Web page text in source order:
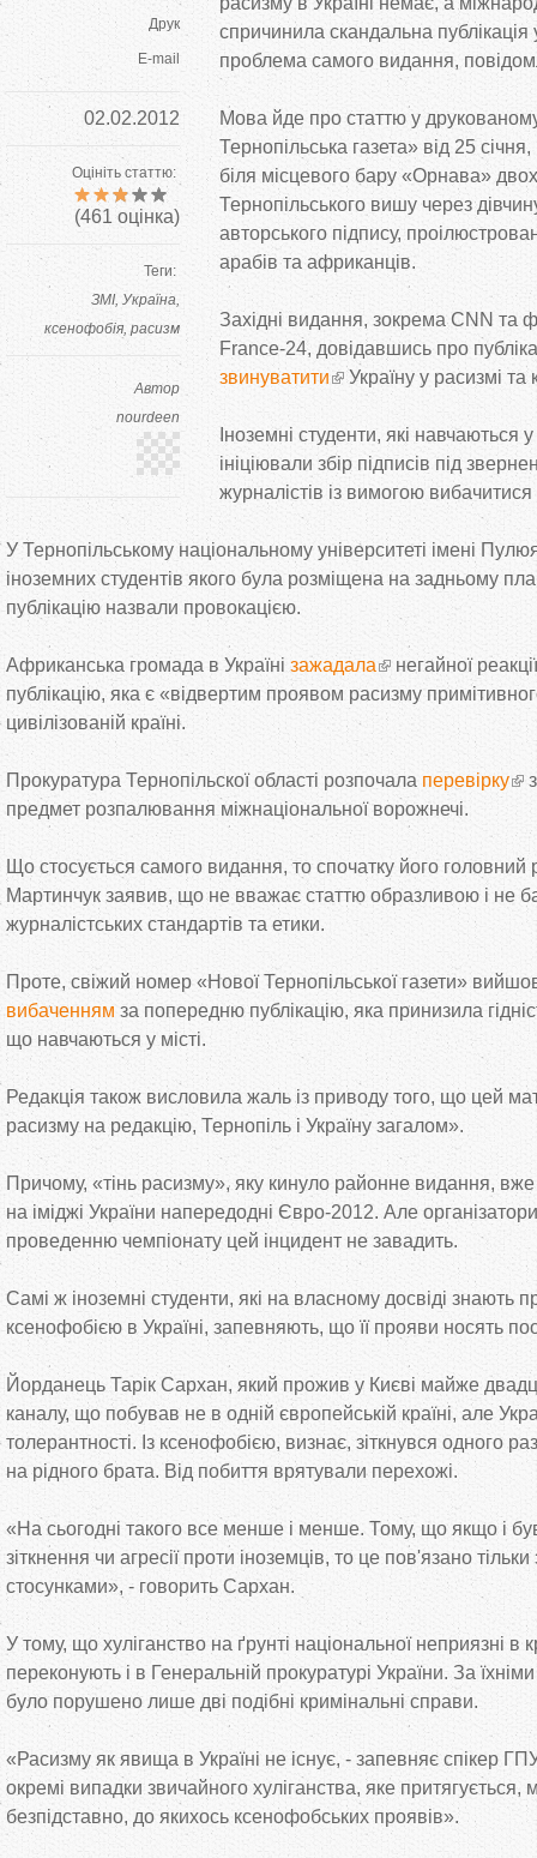
Друк
E-mail
02.02.2012
Оцініть статтю:
(461 оцінка)
Теги:
ЗМІ Україна
ксенофобія расизм
Автор
nourdeen
спричинила скандальна публікація
проблема самого видання,
Мова йде про статтю у
Тернопільська газета» від 25
біля місцевого бару «Орнава»
Тернопільського вишу через
авторського підпису,
арабів та африканців.
Західні видання, зокрема CNN та
France-24, довідавшись про
звинуватити
Україну у расизмі та
Іноземні студенти, які навчаються
ініціювали збір підписів під
журналістів із вимогою
У Тернопільському національному університеті імені
іноземних студентів якого була розміщена на задньому
публікацію назвали провокацією.
Африканська громада в Україні зажадала
негайної
публікацію, яка є «відвертим проявом расизму
цивілізованій країні.
Прокуратура Тернопільскої області розпочала перевірку
предмет розпалювання міжнаціональної ворожнечі.
Що стосується самого видання, то спочатку його
Мартинчук заявив, що не вважає статтю образливою і не
журналістських стандартів та етики.
Проте, свіжий номер «Нової Тернопільської газети»
вибаченням за попередню публікацію, яка принизила
що навчаються у місті.
Редакція також висловила жаль із приводу того, що цей
расизму на редакцію, Тернопіль і Україну загалом».
Причому, «тінь расизму», яку кинуло районне видання,
на іміджі України напередодні Євро-2012. Але
проведенню чемпіонату цей інцидент не завадить.
Самі ж іноземні студенти, які на власному досвіді знають
ксенофобією в Україні, запевняють, що її прояви носять
Йорданець Тарік Сархан, який прожив у Києві майже
каналу, що побував не в одній європейській країні, але
толерантності. Із ксенофобією, визнає, зіткнувся одного
на рідного брата. Від побиття врятували перехожі.
«На сьогодні такого все менше і менше. Тому, що якщо і
зіткнення чи агресії проти іноземців, то це пов'язано
стосунками», - говорить Сархан.
У тому, що хуліганство на ґрунті національної неприязні в
переконують і в Генеральній прокуратурі України. За
було порушено лише дві подібні кримінальні справи.
«Расизму як явища в Україні не існує, - запевняє спікер
окремі випадки звичайного хуліганства, яке притягується,
безпідставно, до якихось ксенофобських проявів».